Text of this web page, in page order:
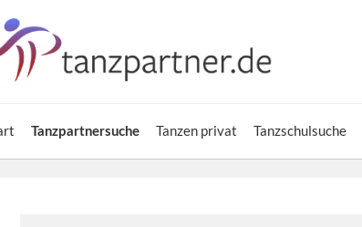
Tanzpartnersuche Tanzen privat Tanzschulsuche